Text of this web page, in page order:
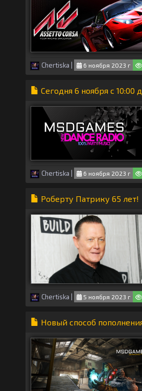
Chertiska 6 ноября 2023 г
Сегодня 6 ноября с
Chertiska 6 ноября 2023 г
Роберту Патрику 65 лет!
Chertiska | 5 ноября 2023 г
Новый способ